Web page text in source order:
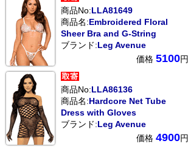
商品No:LLA81649
商品名:Embroidered Floral
Sheer Bra and G-String
ブランド:Leg Avenue
価格 5100円
商品No:LLA86136
商品名:Hardcore Net Tube
Dress with Gloves
ブランド:Leg Avenue
価格 4900円